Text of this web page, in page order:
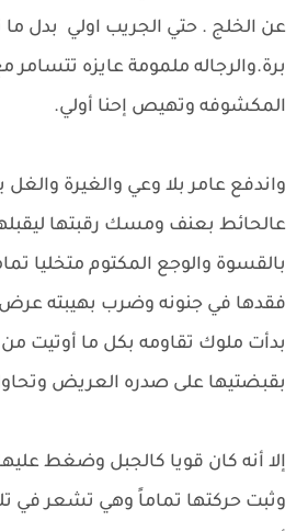
عن الخلج . حتي الجريب اولي بدل ما
برة.والرجاله ملمومة عايزه تتسامر
المكشوفه وتهيص إحنا أولي.
واندفع عامر بلا وعي والغيرة والغل
عالحائط بعنف ومسك رقبتها
بالقسوة والوجع المكتوم متخليا
فقدها في جنونه وضرب بهيبته عرض
بدأت ملوك تقاومه بكل ما أوتيت
بقبضتيها على صدره العريض
إلا أنه كان قويا كالجبل وضغط
وثبت حركتها تماماً وهي تشعر في